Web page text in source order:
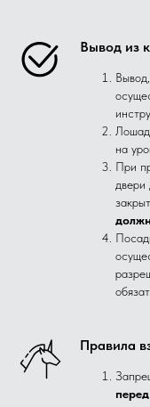
Вывод из
на
При
двери
Правила